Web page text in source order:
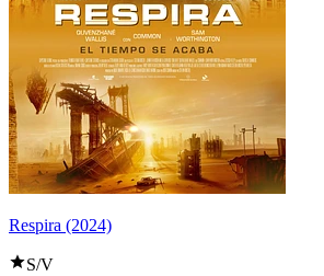
Respira (2024)
S/V